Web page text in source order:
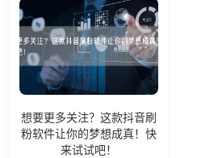
想要更多关注？这款抖音刷
粉软件让你的梦想成真！快
来试试吧！